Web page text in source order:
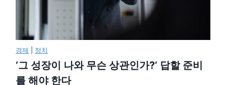
경제 정치
‘그 성장이 나와 무슨 상관인가?’ 답할 준비
를 해야 한다